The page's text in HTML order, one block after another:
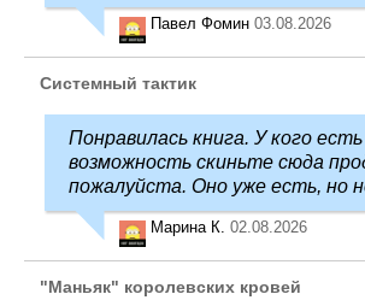
Павел Фомин 03.08.2026
Системный тактик
Понравилась книга. У кого
возможность скиньте сюда
пожалуйста. Оно уже есть, но
Марина К. 02.08.2026
"Маньяк" королевских кровей